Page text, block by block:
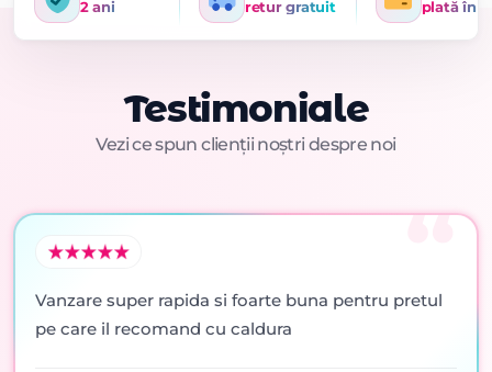
2 ani retur gratuit plată în
Testimoniale
Vezi ce spun clienții noștri despre noi
Vanzare super rapida si foarte buna pentru pretul
pe care il recomand cu caldura